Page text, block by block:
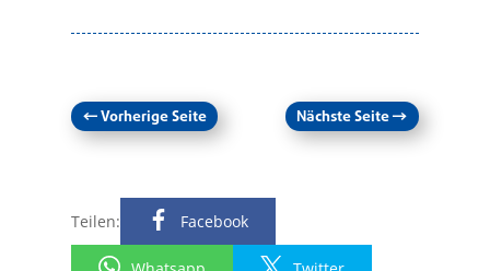
←Vorherige Seite Nächste Seite→
Teilen: Facebook